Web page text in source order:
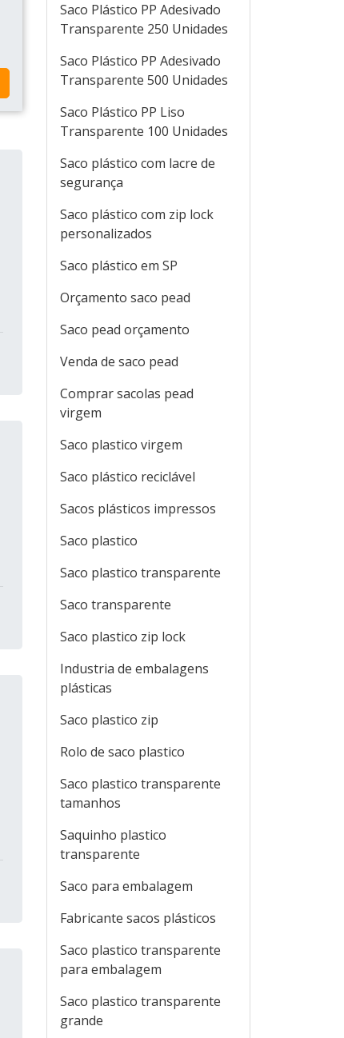
Saco Plástico PP Adesivado
Transparente 250 Unidades
Saco Plástico PP Adesivado
Transparente 500 Unidades
Saco Plástico PP Liso
Transparente 100 Unidades
Saco plástico com lacre de
segurança
Saco plástico com zip lock
personalizados
Saco plástico em SP
Orçamento saco pead
Saco pead orçamento
Venda de saco pead
Comprar sacolas pead
virgem
Saco plastico virgem
Saco plástico reciclável
Sacos plásticos impressos
Saco plastico
Saco plastico transparente
Saco transparente
Saco plastico zip lock
Industria de embalagens
plásticas
Saco plastico zip
Rolo de saco plastico
Saco plastico transparente
tamanhos
Saquinho plastico
transparente
Saco para embalagem
Fabricante sacos plásticos
Saco plastico transparente
para embalagem
Saco plastico transparente
grande